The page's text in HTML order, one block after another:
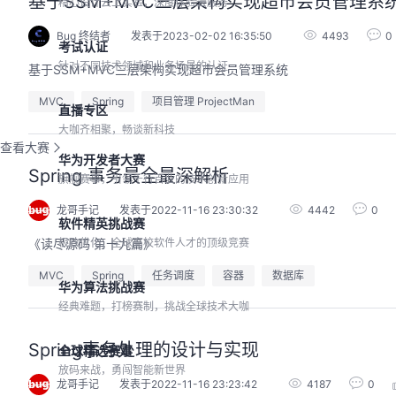
考试认证
针对不同技术领域和业务场景的认证
直播专区
大咖齐相聚，畅谈新科技
查看大赛
华为开发者大赛
旗舰赛事，引领千行百业的技术创新应用
软件精英挑战赛
极致优化，全球高校软件人才的顶级竞赛
华为算法挑战赛
经典难题，打榜赛制，挑战全球技术大咖
全球精选赛事
放码来战，勇闯智能新世界
Bug 终结者 发表于2023-02-02 16:35:50 4493 0
基于SSM+MVC三层架构实现超市会员管理系统
MVC Spring 项目管理 ProjectMan
Spring 事务最全最深解析
龙哥手记 发表于2022-11-16 23:30:32 4442 0
《读尽源码 第十九篇》
MVC Spring 任务调度 容器 数据库
Spring事务处理的设计与实现
龙哥手记 发表于2022-11-16 23:23:42 4187 0